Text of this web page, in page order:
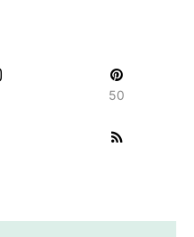
50